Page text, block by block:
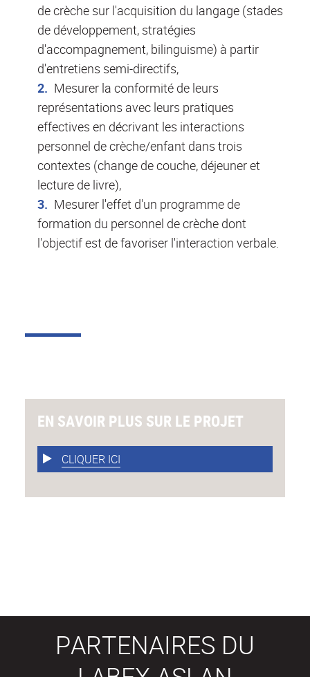
de crèche sur l'acquisition du langage (stades
de développement, stratégies
d'accompagnement, bilinguisme) à partir
d'entretiens semi-directifs,
Mesurer la conformité de leurs
représentations avec leurs pratiques
effectives en décrivant les interactions
personnel de crèche/enfant dans trois
contextes (change de couche, déjeuner et
lecture de livre),
Mesurer l'effet d'un programme de
formation du personnel de crèche dont
l'objectif est de favoriser l'interaction verbale.
EN SAVOIR PLUS SUR LE PROJET
CLIQUER ICI
PARTENAIRES DU